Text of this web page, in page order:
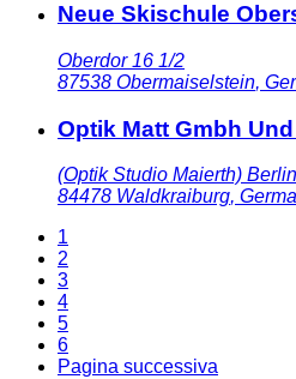
Neue Skischule
Oberdor 16 1/2
87538 Obermaiselstein,
Optik Matt Gmbh
(Optik Studio Maierth)
84478 Waldkraiburg,
1
2
3
4
5
6
Pagina successiva